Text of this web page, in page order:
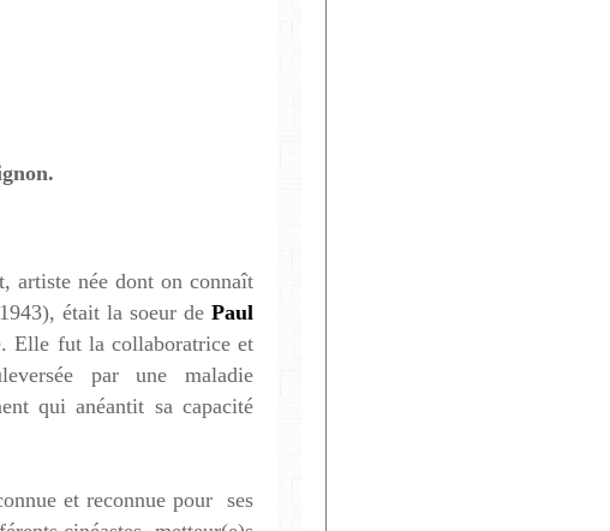
artiste née dont on connaît
était la soeur de Paul
Elle fut la collaboratrice et
par une maladie
qui anéantit sa capacité
et reconnue pour ses